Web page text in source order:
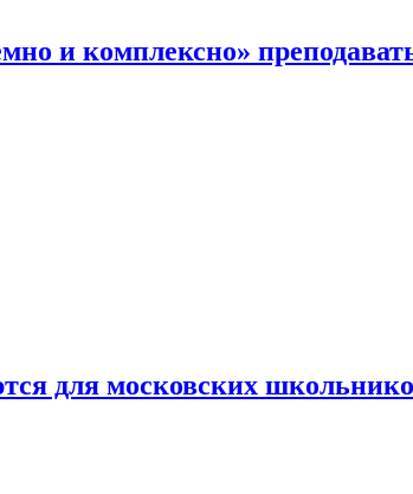
и комплексно»
для московских